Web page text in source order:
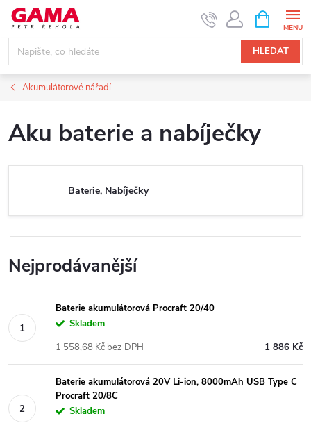
Přejít
obsah
HLEDAT
NÁKUPNÍ
KOŠÍK
Akumulátorové nářadí
Aku baterie a nabíječky
Baterie, Nabíječky
Nejprodávanější
Baterie akumulátorová Procraft 20/40
Skladem
1 886 Kč
1 558,68 Kč bez DPH
Baterie akumulátorová 20V Li-ion, 8000mAh USB Type C
Procraft 20/8C
Skladem